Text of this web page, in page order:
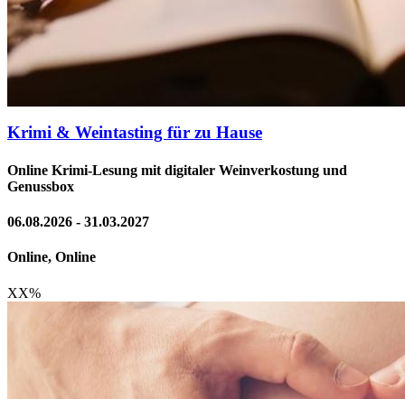
Krimi & Weintasting für zu Hause
Online Krimi-Lesung mit digitaler Weinverkostung und
Genussbox
06.08.2026 - 31.03.2027
Online, Online
XX%